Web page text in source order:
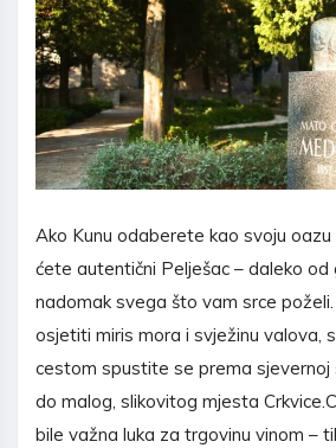
Ako Kunu odaberete kao svoju
ćete autentični Pelješac – daleko od
nadomak svega što vam srce
osjetiti miris mora i svježinu valova,
cestom spustite se prema sjevernoj
do malog, slikovitog mjesta
bile važna luka za trgovinu vinom –